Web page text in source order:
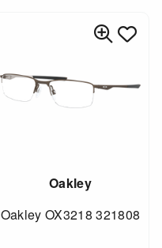
Oakley
Oakley OX3218 321808